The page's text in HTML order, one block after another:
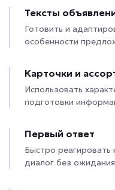
Тексты
Готовить и
особенности
Карточки и
Использовать
подготовки
Первый ответ
Быстро
диалог без